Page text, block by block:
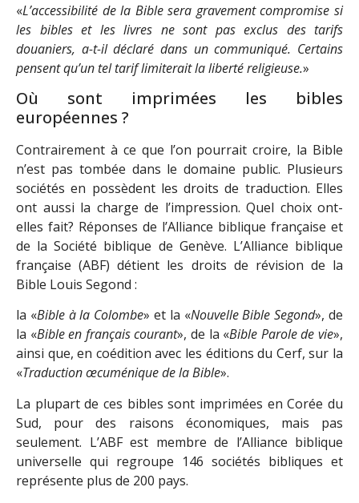
«L’accessibilité de la Bible sera gravement compromise si
les bibles et les livres ne sont pas exclus des tarifs
douaniers, a-t-il déclaré dans un communiqué. Certains
pensent qu’un tel tarif limiterait la liberté religieuse.»
Où sont imprimées les bibles
européennes ?
Contrairement à ce que l’on pourrait croire, la Bible
n’est pas tombée dans le domaine public. Plusieurs
sociétés en possèdent les droits de traduction. Elles
ont aussi la charge de l’impression. Quel choix ont-
elles fait? Réponses de l’Alliance biblique française et
de la Société biblique de Genève. L’Alliance biblique
française (ABF) détient les droits de révision de la
Bible Louis Segond :
la «Bible à la Colombe» et la «Nouvelle Bible Segond», de
la «Bible en français courant», de la «Bible Parole de vie»,
ainsi que, en coédition avec les éditions du Cerf, sur la
«Traduction œcuménique de la Bible».
La plupart de ces bibles sont imprimées en Corée du
Sud, pour des raisons économiques, mais pas
seulement. L’ABF est membre de l’Alliance biblique
universelle qui regroupe 146 sociétés bibliques et
représente plus de 200 pays.